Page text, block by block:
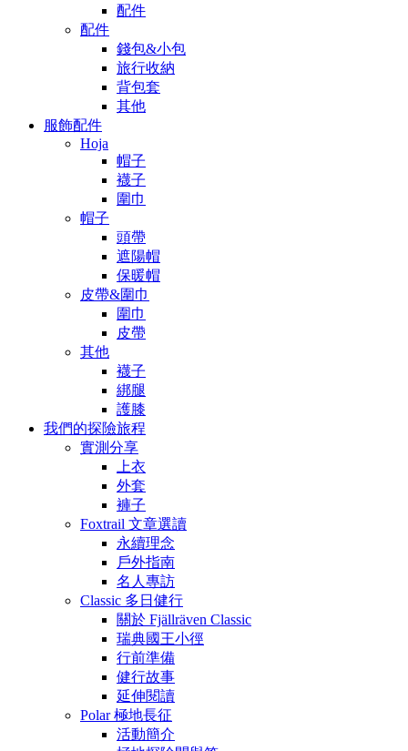
配件
配件
錢包&小包
旅行收納
背包套
其他
服飾配件
Hoja
帽子
襪子
圍巾
帽子
頭帶
遮陽帽
保暖帽
皮帶&圍巾
圍巾
皮帶
其他
襪子
綁腿
護膝
我們的探險旅程
實測分享
上衣
外套
褲子
Foxtrail 文章選讀
永續理念
戶外指南
名人專訪
Classic 多日健行
關於 Fjällräven Classic
瑞典國王小徑
行前準備
健行故事
延伸閱讀
Polar 極地長征
活動簡介